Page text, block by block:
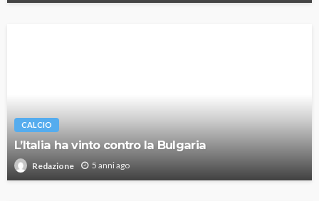
CALCIO
L’Italia ha vinto contro la Bulgaria
Redazione 5 anni ago